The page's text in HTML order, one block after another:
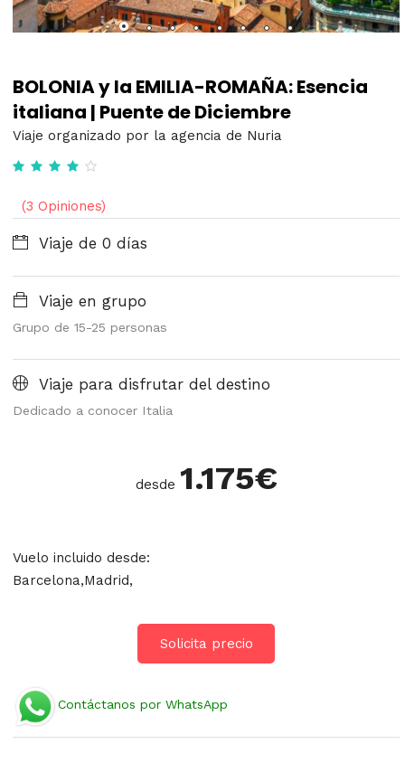
BOLONIA y la EMILIA-ROMAÑA: Esencia
italiana | Puente de Diciembre
Viaje organizado por la agencia de Nuria
(3 Opiniones)
Viaje de 0 días
Viaje en grupo
Grupo de 15-25 personas
Viaje para disfrutar del destino
Dedicado a conocer Italia
desde 1.175€
Vuelo incluido desde:
Barcelona,Madrid,
Solicita precio
Contáctanos por WhatsApp